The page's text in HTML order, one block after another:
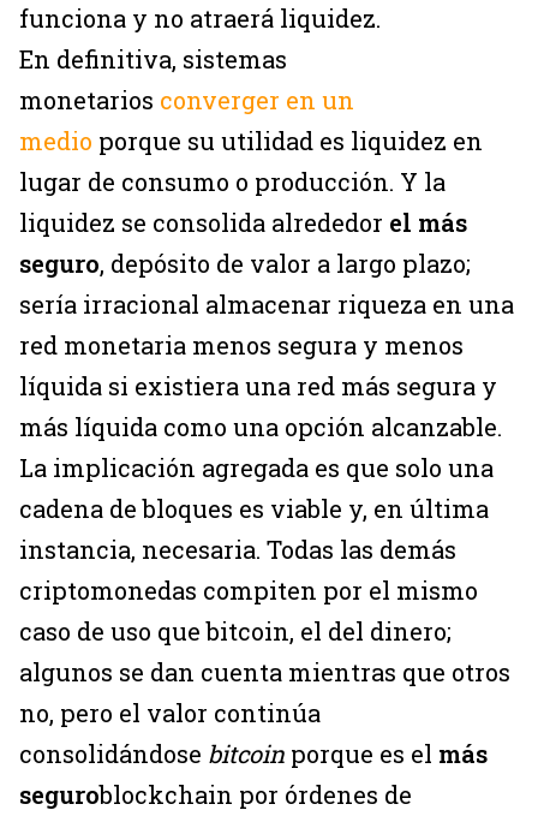
funciona y no atraerá liquidez.
En definitiva, sistemas
monetarios converger en un
medio porque su utilidad es liquidez en
lugar de consumo o producción. Y la
liquidez se consolida alrededor el más
seguro, depósito de valor a largo plazo;
sería irracional almacenar riqueza en una
red monetaria menos segura y menos
líquida si existiera una red más segura y
más líquida como una opción alcanzable.
La implicación agregada es que solo una
cadena de bloques es viable y, en última
instancia, necesaria. Todas las demás
criptomonedas compiten por el mismo
caso de uso que bitcoin, el del dinero;
algunos se dan cuenta mientras que otros
no, pero el valor continúa
consolidándose bitcoin porque es el más
seguroblockchain por órdenes de